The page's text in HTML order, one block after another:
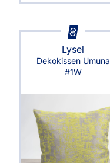
Lysel
Dekokissen Umuna
#1W